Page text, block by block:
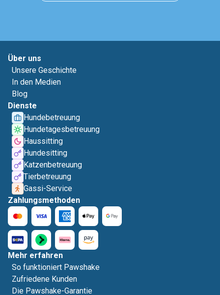
Über uns
Unsere Geschichte
In den Medien
Blog
Dienste
Hundebetreuung
Hundetagesbetreuung
Haussitting
Hundesitting
Katzenbetreuung
Tierbetreuung
Gassi-Service
Zahlungsmethoden
Mehr erfahren
So funktioniert Pawshake
Zufriedene Kunden
Die Pawshake-Garantie